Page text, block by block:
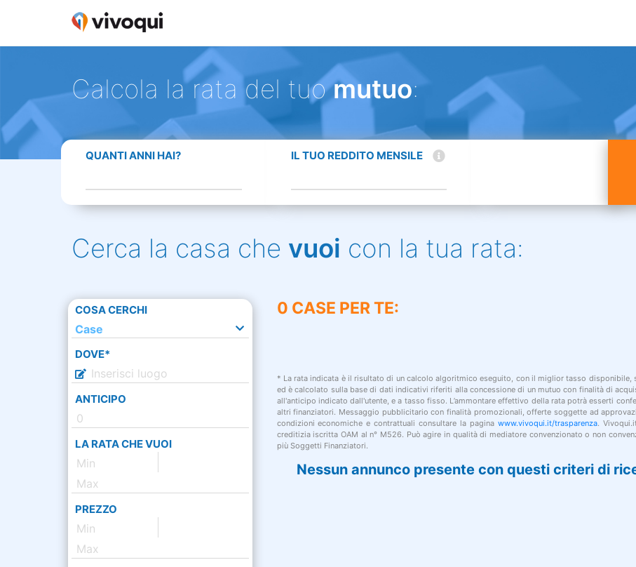
Calcola la rata del tuomutuo:
QUANTI ANNI HAI? IL TUO REDDITO MENSILE
Cerca la casa che vuoi con la tua rata:
Nessun annunco presente con questi criteri di
COSA CERCHI
Case
DOVE*
ANTICIPO
LA RATA CHE VUOI
PREZZO
0 CASE PER TE:
* La rata indicata è il risultato di un calcolo algoritmico eseguito, con il miglior tasso
ed è calcolato sulla base di dati indicativi riferiti alla concessione di un mutuo con finalità di
all'anticipo indicato dall'utente, e a tasso fisso. L’ammontare effettivo della rata potrà esserti
altri finanziatori. Messaggio pubblicitario con finalità promozionali, offerte soggette ad
condizioni economiche e contrattuali consultare la paginawww.vivoqui.it/trasparenza.
creditizia iscritta OAM al n° M526. Può agire in qualità di mediatore convenzionato o non
più Soggetti Finanziatori.